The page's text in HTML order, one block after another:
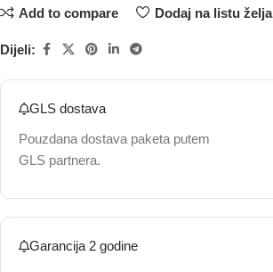
Add to compare Dodaj na listu želja
Dijeli:
GLS dostava
Pouzdana dostava paketa putem
GLS partnera.
Garancija 2 godine